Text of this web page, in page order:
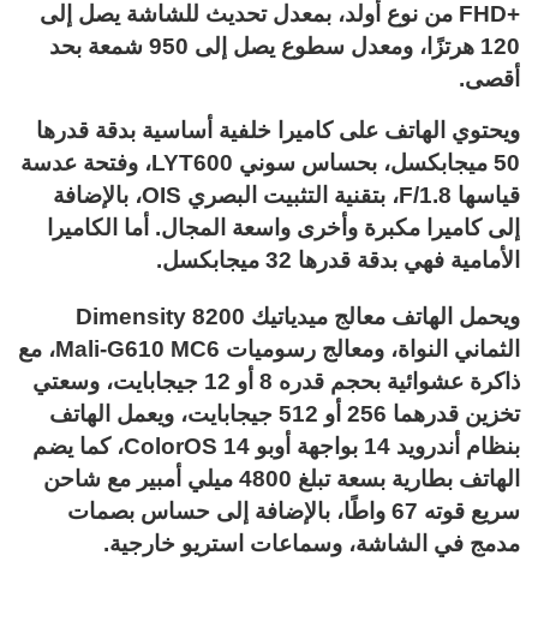
+FHD من نوع أولد، بمعدل تحديث للشاشة يصل إلى
120 هرتزًا، ومعدل سطوع يصل إلى 950 شمعة بحد
أقصى.
ويحتوي الهاتف على كاميرا خلفية أساسية بدقة قدرها
50 ميجابكسل، بحساس سوني LYT600، وفتحة عدسة
قياسها F/1.8، بتقنية التثبيت البصري OIS، بالإضافة
إلى كاميرا مكبرة وأخرى واسعة المجال. أما الكاميرا
الأمامية فهي بدقة قدرها 32 ميجابكسل.
ويحمل الهاتف معالج ميدياتيك Dimensity 8200
الثماني النواة، ومعالج رسوميات Mali-G610 MC6، مع
ذاكرة عشوائية بحجم قدره 8 أو 12 جيجابايت، وسعتي
تخزين قدرهما 256 أو 512 جيجابايت، ويعمل الهاتف
بنظام أندرويد 14 بواجهة أوبو ColorOS 14، كما يضم
الهاتف بطارية بسعة تبلغ 4800 ميلي أمبير مع شاحن
سريع قوته 67 واطًا، بالإضافة إلى حساس بصمات
مدمج في الشاشة، وسماعات استريو خارجية.